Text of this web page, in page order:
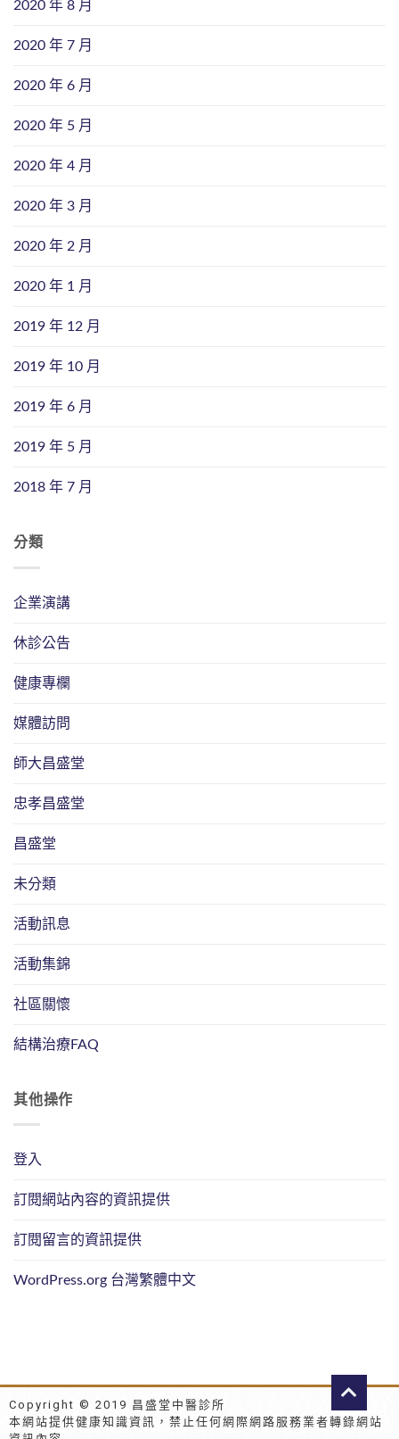
2020 年 8 月
2020 年 7 月
2020 年 6 月
2020 年 5 月
2020 年 4 月
2020 年 3 月
2020 年 2 月
2020 年 1 月
2019 年 12 月
2019 年 10 月
2019 年 6 月
2019 年 5 月
2018 年 7 月
分類
企業演講
休診公告
健康專欄
媒體訪問
師大昌盛堂
忠孝昌盛堂
昌盛堂
未分類
活動訊息
活動集錦
社區關懷
結構治療FAQ
其他操作
登入
訂閱網站內容的資訊提供
訂閱留言的資訊提供
WordPress.org 台灣繁體中文
Copyright © 2019 昌盛堂中醫診所
本網站提供健康知識資訊，禁止任何網際網路服務業者轉錄網站